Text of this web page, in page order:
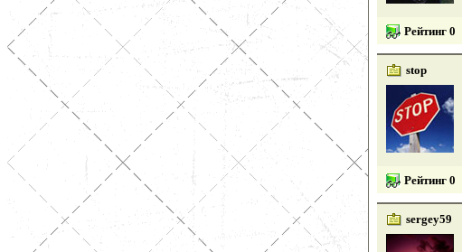
Рейтинг 0
stop
Рейтинг 0
sergey59